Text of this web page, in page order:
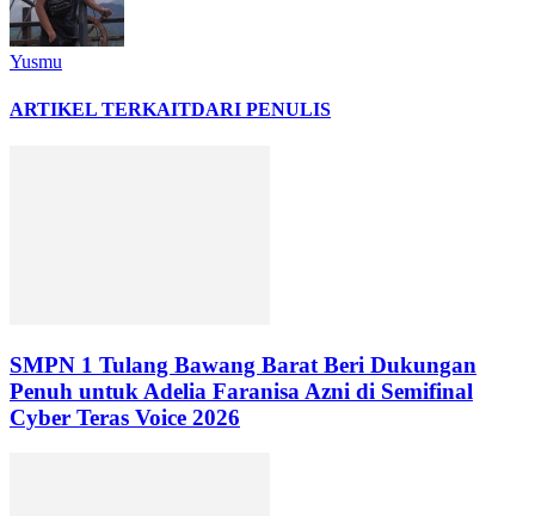
Yusmu
ARTIKEL TERKAITDARI PENULIS
SMPN 1 Tulang Bawang Barat Beri Dukungan
Penuh untuk Adelia Faranisa Azni di Semifinal
Cyber Teras Voice 2026